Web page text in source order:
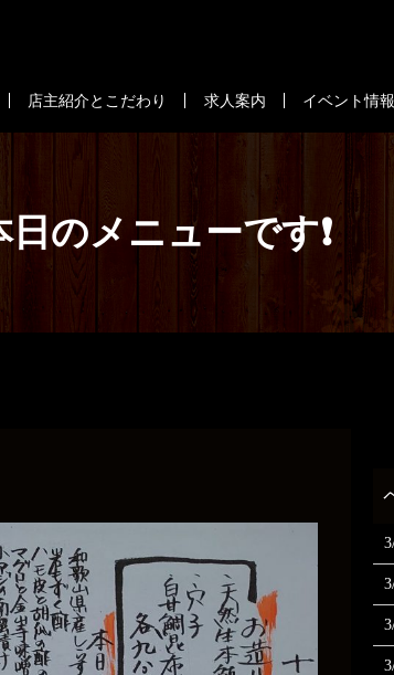
店主紹介とこだわり 求人案内 イベント情報
日のメニューです❗